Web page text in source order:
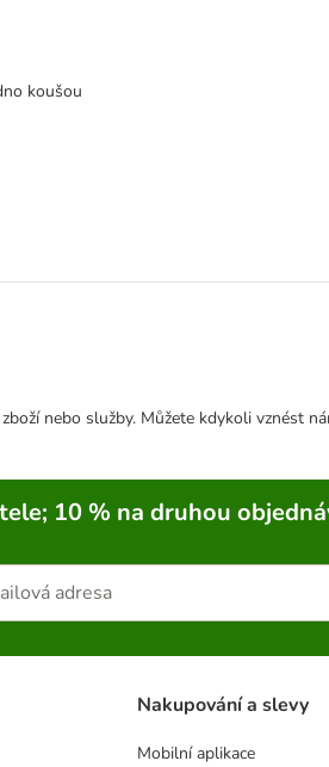
koušou
nebo služby. Můžete kdykoli vznést
10 % na druhou
Nakupování a slevy
Mobilní aplikace